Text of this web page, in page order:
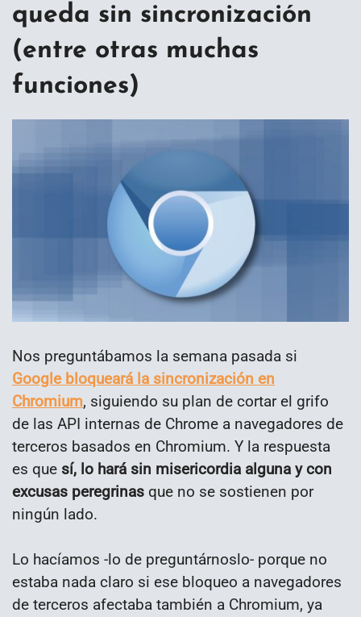
queda sin sincronización
(entre otras muchas
funciones)
Nos preguntábamos la semana pasada si
Google bloqueará la sincronización en
Chromium, siguiendo su plan de cortar el grifo
de las API internas de Chrome a navegadores de
terceros basados en Chromium. Y la respuesta
es que sí, lo hará sin misericordia alguna y con
excusas peregrinas que no se sostienen por
ningún lado.
Lo hacíamos -lo de preguntárnoslo- porque no
estaba nada claro si ese bloqueo a navegadores
de terceros afectaba también a Chromium, ya